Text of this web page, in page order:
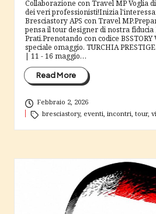
c
i
a
Collaborazione con Travel MP Voglia
dei veri professionisti!Inizia
Bresciastory APS con Travel
pensa il tour designer di nostra fiducia
Prati.Prenotando con codice
speciale omaggio. TURCHIA
| 11 - 16 maggio…
Read More
Febbraio 2, 2026
Tags:
bresciastory, eventi,incontri,tour,